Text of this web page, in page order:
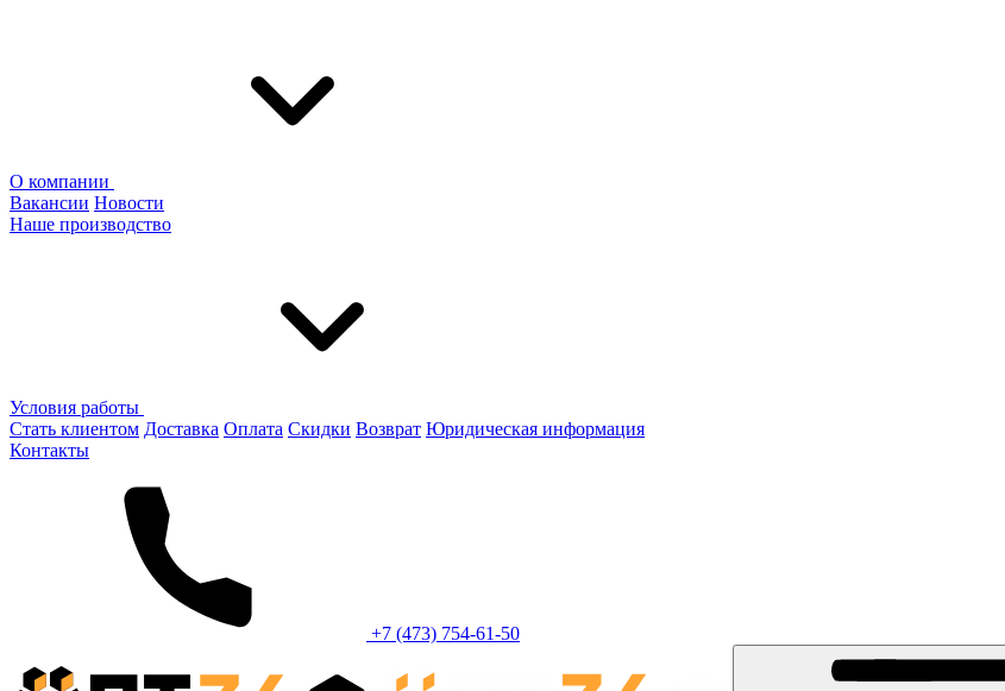
О компании
Вакансии Новости
Наше производство
Условия работы
Стать клиентом Доставка Оплата Скидки Возврат Юридическая информация
Контакты
+7 (473) 754-61-50